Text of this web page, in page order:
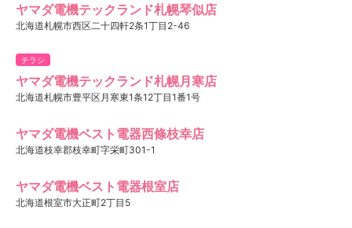
ヤマダ電機テックランド札幌琴似店
北海道札幌市西区二十四軒2条1丁目2-46
チラシ
ヤマダ電機テックランド札幌月寒店
北海道札幌市豊平区月寒東1条12丁目1番1号
ヤマダ電機ベスト電器西條枝幸店
北海道枝幸郡枝幸町字栄町301-1
ヤマダ電機ベスト電器根室店
北海道根室市大正町2丁目5